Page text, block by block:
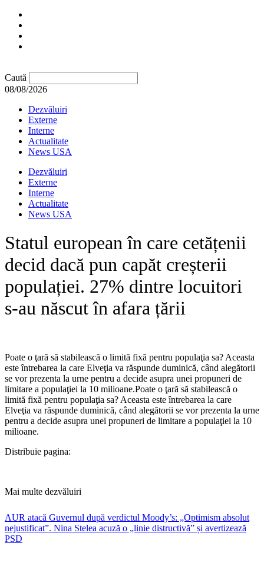
Caută
08/08/2026
Dezvăluiri
Externe
Interne
Actualitate
News USA
Dezvăluiri
Externe
Interne
Actualitate
News USA
Statul european în care cetățenii
decid dacă pun capăt creșterii
populației. 27% dintre locuitori
s-au născut în afara țării
Poate o ţară să stabilească o limită fixă pentru populaţia sa? Aceasta
este întrebarea la care Elveţia va răspunde duminică, când alegătorii
se vor prezenta la urne pentru a decide asupra unei propuneri de
limitare a populaţiei la 10 milioane.​Poate o ţară să stabilească o
limită fixă pentru populaţia sa? Aceasta este întrebarea la care
Elveţia va răspunde duminică, când alegătorii se vor prezenta la urne
pentru a decide asupra unei propuneri de limitare a populaţiei la 10
milioane.
Distribuie pagina:
Mai multe dezvăluiri
AUR atacă Guvernul după verdictul Moody’s: „Optimism absolut
nejustificat”. Nina Stelea acuză o „linie distructivă” și avertizează
PSD